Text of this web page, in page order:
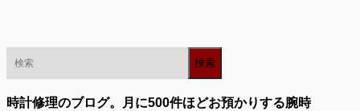
時計修理のブログ。月に500件ほどお預かりする腕時